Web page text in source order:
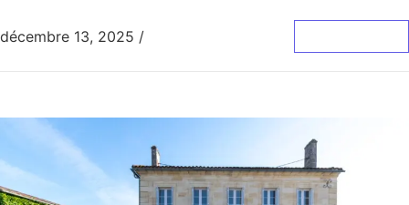
décembre 13, 2025 /